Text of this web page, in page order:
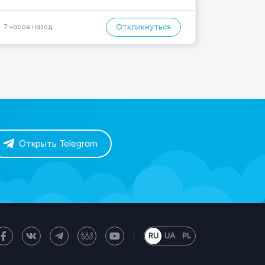
7 часов назад Откликнуться
Открыть Telegram
RU UA PL